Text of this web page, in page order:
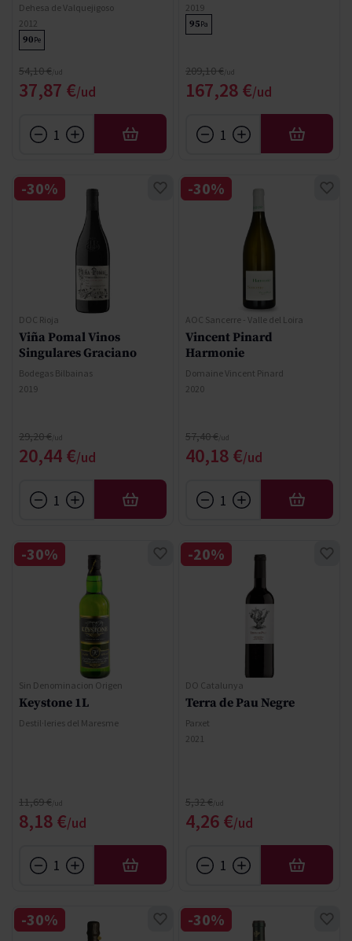
Dehesa de Valquejigoso
2012
90Pe
Precio especial
37,87 €
Precio normal
54,10 €
AÑADIR
2019
95Pa
Precio especial
167,28 €
Precio normal
209,10 €
AÑADIR
DOC Rioja
Viña Pomal Vinos
Singulares Graciano
Bodegas Bilbainas
2019
Precio especial
20,44 €
Precio normal
29,20 €
-30%
AÑADIR
AOC Sancerre - Valle del Loira
Vincent Pinard
Harmonie
Domaine Vincent Pinard
2020
Precio especial
40,18 €
Precio normal
57,40 €
-30%
AÑADIR
Sin Denominacion Origen
Keystone 1L
Destil·leries del Maresme
Precio especial
8,18 €
Precio normal
11,69 €
-30%
AÑADIR
DO Catalunya
Terra de Pau Negre
Parxet
2021
Precio especial
4,26 €
Precio normal
5,32 €
-20%
AÑADIR
-30% -30%